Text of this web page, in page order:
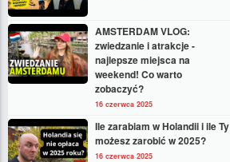
AMSTERDAM VLOG:
zwiedzanie i atrakcje -
najlepsze miejsca na
weekend! Co warto
zobaczyć?
16 czerwca 2025
Ile zarabiam w Holandii i ile Ty
możesz zarobić w 2025?
16 czerwca 2025